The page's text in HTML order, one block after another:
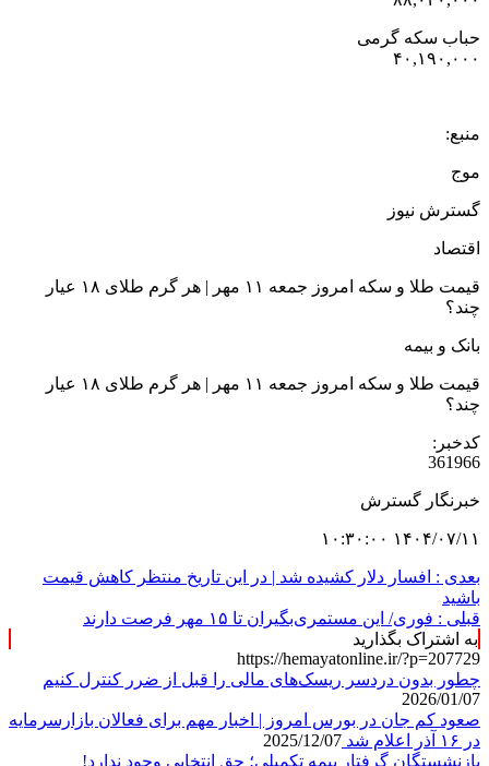
حباب سکه گرمی
۴۰,۱۹۰,۰۰۰
منبع:
موج
گسترش نیوز
اقتصاد
قیمت طلا و سکه امروز جمعه ۱۱ مهر | هر گرم طلای ۱۸ عیار
چند؟
بانک و بیمه
قیمت طلا و سکه امروز جمعه ۱۱ مهر | هر گرم طلای ۱۸ عیار
چند؟
کدخبر:
361966
خبرنگار گسترش
۱۴۰۴/۰۷/۱۱ ۱۰:۳۰:۰۰
بعدی : افسار دلار کشیده شد | در این تاریخ منتظر کاهش قیمت
باشید
قبلی : فوری/ این مستمری‌بگیران تا ۱۵ مهر فرصت دارند
به اشتراک بگذارید
https://hemayatonline.ir/?p=207729
چطور بدون دردسر ریسک‌های مالی را قبل از ضرر کنترل کنیم
2026/01/07
صعود کم جان در بورس امروز | اخبار مهم برای فعالان بازارسرمایه
در ۱۶ آذر اعلام شد
2025/12/07
بازنشستگان گرفتار بیمه تکمیلی؛ حق انتخابی وجود ندارد!